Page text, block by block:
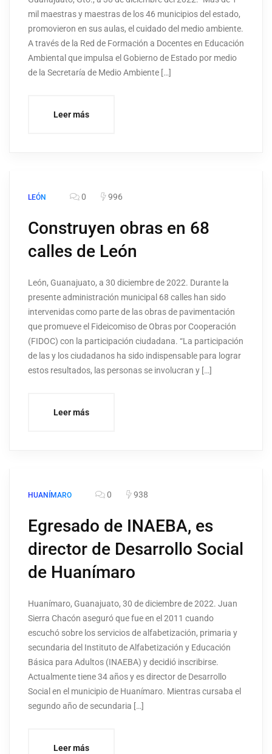
mil maestras y maestras de los 46 municipios del estado,
promovieron en sus aulas, el cuidado del medio ambiente.
A través de la Red de Formación a Docentes en Educación
Ambiental que impulsa el Gobierno de Estado por medio
de la Secretaría de Medio Ambiente […]
Leer más
LEÓN 0 996
Construyen obras en 68
calles de León
León, Guanajuato, a 30 diciembre de 2022. Durante la
presente administración municipal 68 calles han sido
intervenidas como parte de las obras de pavimentación
que promueve el Fideicomiso de Obras por Cooperación
(FIDOC) con la participación ciudadana. “La participación
de las y los ciudadanos ha sido indispensable para lograr
estos resultados, las personas se involucran y […]
Leer más
HUANÍMARO 0 938
Egresado de INAEBA, es
director de Desarrollo Social
de Huanímaro
Huanímaro, Guanajuato, 30 de diciembre de 2022. Juan
Sierra Chacón aseguró que fue en el 2011 cuando
escuchó sobre los servicios de alfabetización, primaria y
secundaria del Instituto de Alfabetización y Educación
Básica para Adultos (INAEBA) y decidió inscribirse.
Actualmente tiene 34 años y es director de Desarrollo
Social en el municipio de Huanímaro. Mientras cursaba el
segundo año de secundaria […]
Leer más